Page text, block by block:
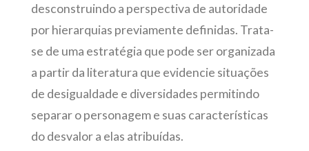
desconstruindo a perspectiva de autoridade
por hierarquias previamente definidas. Trata-
se de uma estratégia que pode ser organizada
a partir da literatura que evidencie situações
de desigualdade e diversidades permitindo
separar o personagem e suas características
do desvalor a elas atribuídas.